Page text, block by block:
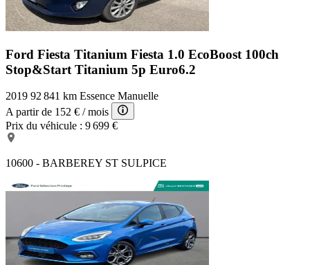
Ford Fiesta Titanium Fiesta 1.0 EcoBoost 100ch
Stop&Start Titanium 5p Euro6.2
2019 92 841 km Essence Manuelle
A partir de 152 € / mois
Prix du véhicule : 9 699 €
10600 - BARBEREY ST SULPICE